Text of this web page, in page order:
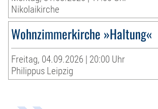
Nikolaikirche
Wohnzimmerkirche »Haltung«
Freitag, 04.09.2026 | 20:00 Uhr
Philippus Leipzig